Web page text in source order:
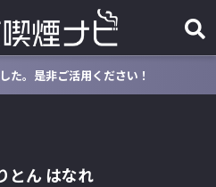
た。是非ご活用ください！
とん はなれ